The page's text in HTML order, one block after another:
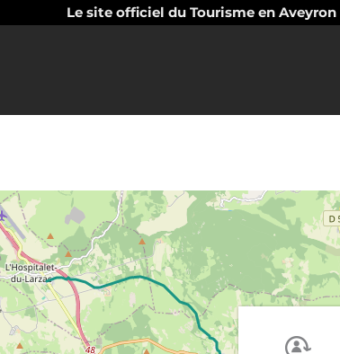
Le site officiel du Tourisme en Aveyron